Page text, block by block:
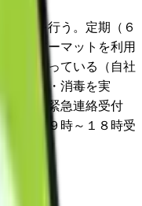
ングを行う。定期（６
・エアーマットを利用
理を図っている（自社
て洗濯・消毒を実
障等の緊急連絡受付
除く ９時～１８時受